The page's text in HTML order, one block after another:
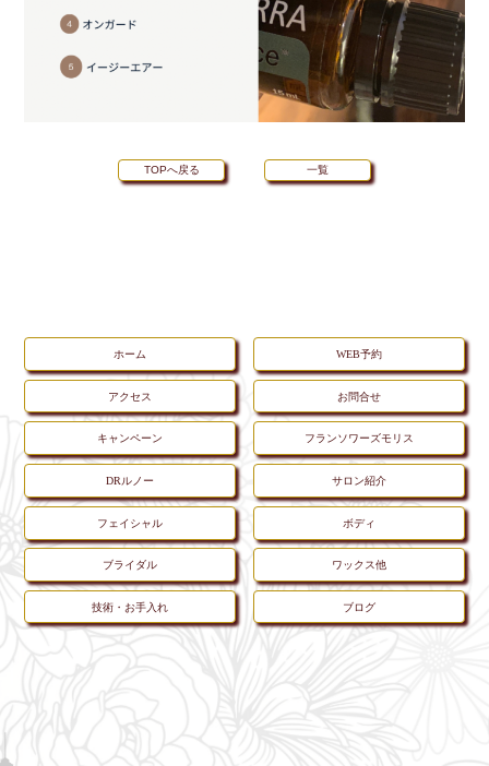
TOPへ戻る 一覧
ホーム WEB予約
アクセス お問合せ
キャンペーン フランソワーズモリス
DRルノー サロン紹介
フェイシャル ボディ
ブライダル ワックス他
技術・お手入れ ブログ